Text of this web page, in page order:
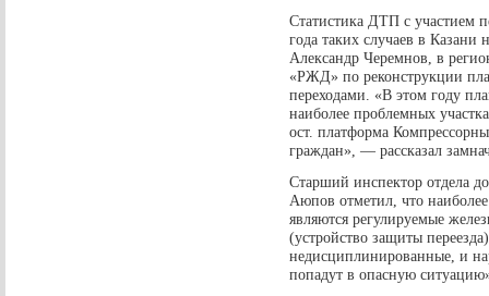
Статистика ДТП с участием
года таких случаев в Казани
Александр Черемнов, в
«РЖД» по реконструкции
переходами. «В этом году
наиболее проблемных
ост. платформа
граждан», — рассказал
Старший инспектор отдела
Аюпов отметил, что
являются регулируемые
(устройство защиты
недисциплинированные, и
попадут в опасную